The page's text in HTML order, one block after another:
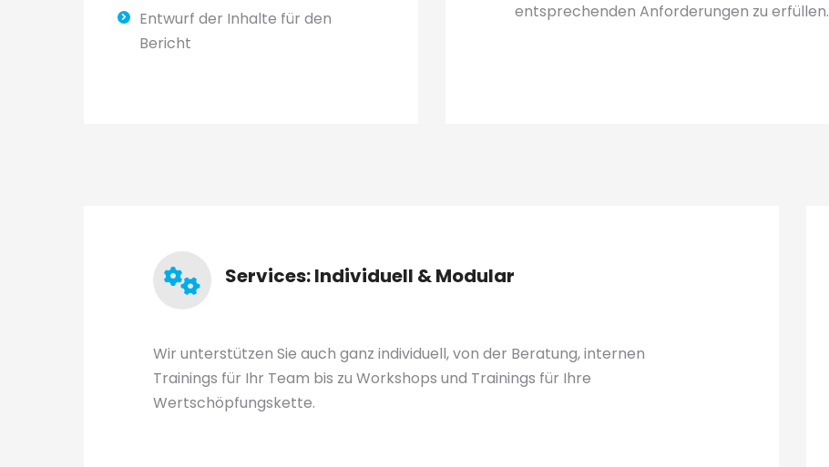
Entwurf der Inhalte für den
Bericht
entsprechenden Anforderungen zu erfüllen.
Services: Individuell & Modular
Wir unterstützen Sie auch ganz individuell, von der Beratung, internen
Trainings für Ihr Team bis zu Workshops und Trainings für Ihre
Wertschöpfungskette.